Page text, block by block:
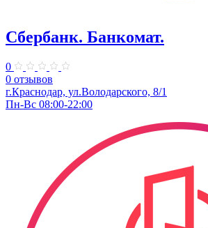
Сбербанк. Банкомат.
0
0 отзывов
​г.Краснодар, ул.​Володарского, 8/1
Пн-Вс 08:00-22:00